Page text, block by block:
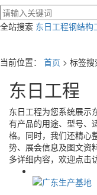
全站搜索 东日工程钢结构
当前位置： 首页 > 标签搜
东日工程
东日工程为您系统展示
有产品的用途、型号、
格。同时，我们还精心
势、展会信息及图文资
多详细内容，欢迎点击